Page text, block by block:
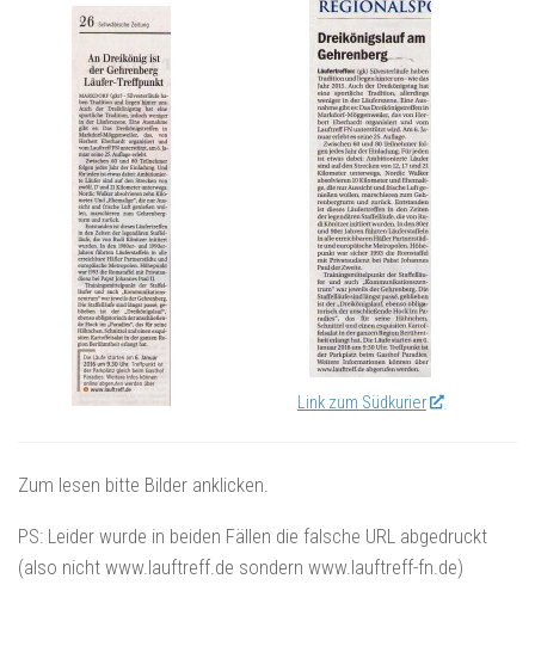
Link zum Südkurier
Zum lesen bitte Bilder anklicken.
PS: Leider wurde in beiden Fällen die falsche URL abgedruckt
(also nicht www.lauftreff.de sondern www.lauftreff-fn.de)